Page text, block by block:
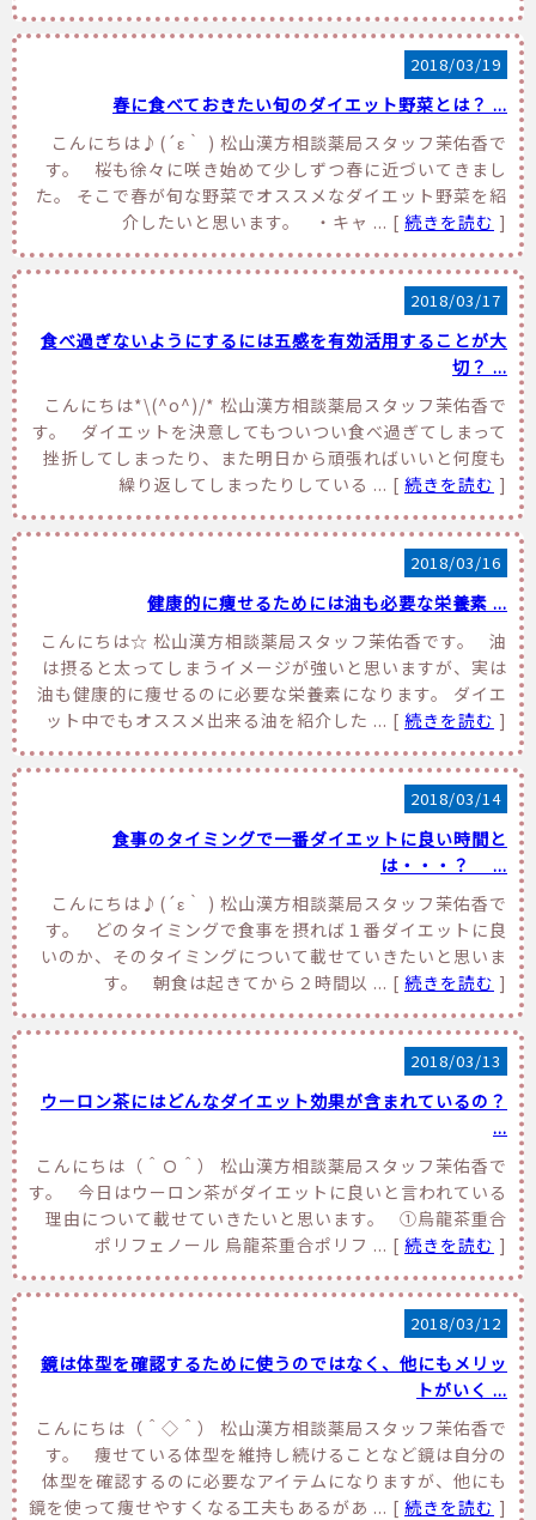
2018/03/19
春に食べておきたい旬のダイエット野菜とは？ ...
こんにちは♪(´ε｀ ) 松山漢方相談薬局スタッフ茉佑香で
す。 桜も徐々に咲き始めて少しずつ春に近づいてきまし
た。 そこで春が旬な野菜でオススメなダイエット野菜を紹
介したいと思います。 ・キャ ... [ 続きを読む ]
2018/03/17
食べ過ぎないようにするには五感を有効活用することが大
切？ ...
こんにちは*\(^o^)/* 松山漢方相談薬局スタッフ茉佑香で
す。 ダイエットを決意してもついつい食べ過ぎてしまって
挫折してしまったり、また明日から頑張ればいいと何度も
繰り返してしまったりしている ... [ 続きを読む ]
2018/03/16
健康的に痩せるためには油も必要な栄養素 ...
こんにちは☆ 松山漢方相談薬局スタッフ茉佑香です。 油
は摂ると太ってしまうイメージが強いと思いますが、実は
油も健康的に痩せるのに必要な栄養素になります。 ダイエ
ット中でもオススメ出来る油を紹介した ... [ 続きを読む ]
2018/03/14
食事のタイミングで一番ダイエットに良い時間と
は・・・？ ...
こんにちは♪(´ε｀ ) 松山漢方相談薬局スタッフ茉佑香で
す。 どのタイミングで食事を摂れば１番ダイエットに良
いのか、そのタイミングについて載せていきたいと思いま
す。 朝食は起きてから２時間以 ... [ 続きを読む ]
2018/03/13
ウーロン茶にはどんなダイエット効果が含まれているの？
...
こんにちは（＾Ｏ＾） 松山漢方相談薬局スタッフ茉佑香で
す。 今日はウーロン茶がダイエットに良いと言われている
理由について載せていきたいと思います。 ①烏龍茶重合
ポリフェノール 烏龍茶重合ポリフ ... [ 続きを読む ]
2018/03/12
鏡は体型を確認するために使うのではなく、他にもメリッ
トがいく ...
こんにちは（＾◇＾） 松山漢方相談薬局スタッフ茉佑香で
す。 痩せている体型を維持し続けることなど鏡は自分の
体型を確認するのに必要なアイテムになりますが、他にも
鏡を使って痩せやすくなる工夫もあるがあ ... [ 続きを読む ]